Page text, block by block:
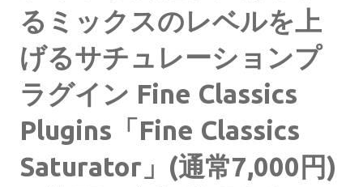
るミックスのレベルを上
げるサチュレーションプ
ラグイン Fine Classics
Plugins「Fine Classics
Saturator」(通常7,000円)